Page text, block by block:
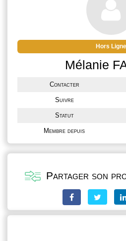
Capu Seninu
studio au T3,
Hors Ligne
Mélanie
Contacter
Suivre
Statut
Membre depuis
Partager son